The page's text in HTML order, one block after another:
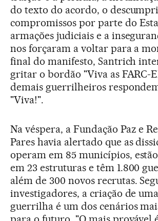
do texto do acordo, o
compromissos por parte do
armações judiciais e a
nos forçaram a voltar para a
final do manifesto, Santrich
gritar o bordão "Viva as FARC-
demais guerrilheiros
"Viva!".
Na véspera, a Fundação Paz e
Pares havia alertado que as
operam em 85 municípios,
em 23 estruturas e têm 1.800
além de 300 novos recrutas.
investigadores, a criação de
guerrilha é um dos cenários